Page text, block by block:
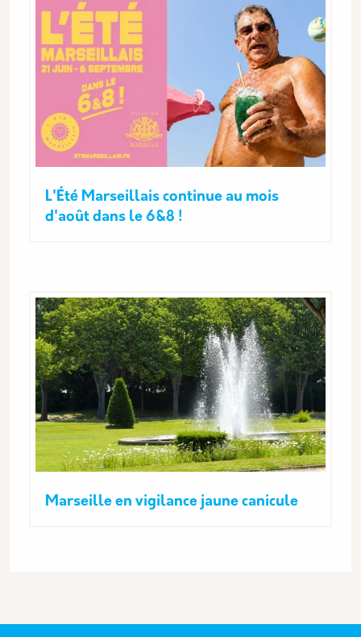
L'Été Marseillais continue au mois
d'août dans le 6&8 !
Marseille en vigilance jaune canicule